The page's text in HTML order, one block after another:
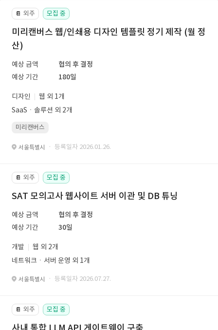
📔 외주 모집 중
미리캔버스 웹/인쇄용 디자인 템플릿 정기 제작 (월 정
산)
예상 금액
협의 후 결정
예상 기간
180일
디자인
웹 외 1개
SaaSㆍ솔루션 외 2개
미리캔버스
서울특별시 · 등록일자 2026.01.26.
📔 외주 모집 중
SAT 모의고사 웹사이트 서버 이관 및 DB 튜닝
예상 금액
협의 후 결정
예상 기간
30일
개발
웹 외 2개
네트워크ㆍ서버 운영 외 1개
서울특별시 · 등록일자 2026.07.27.
📔 외주 모집 중